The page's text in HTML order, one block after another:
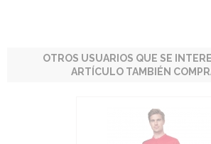
OTROS USUARIOS QUE SE
ARTÍCULO TAMBIÉN